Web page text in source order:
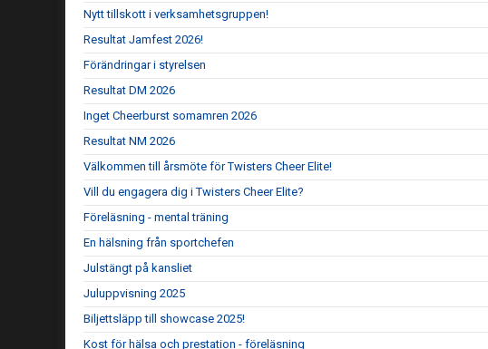
Nytt tillskott i verksamhetsgruppen!
Resultat Jamfest 2026!
Förändringar i styrelsen
Resultat DM 2026
Inget Cheerburst somamren 2026
Resultat NM 2026
Välkommen till årsmöte för Twisters Cheer Elite!
Vill du engagera dig i Twisters Cheer Elite?
Föreläsning - mental träning
En hälsning från sportchefen
Julstängt på kansliet
Juluppvisning 2025
Biljettsläpp till showcase 2025!
Kost för hälsa och prestation - föreläsning